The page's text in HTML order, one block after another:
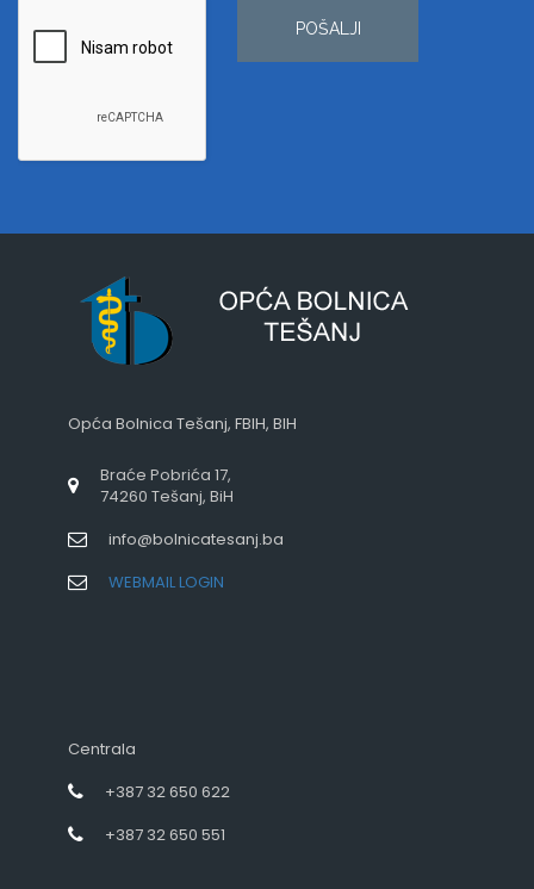
POŠALJI
Opća Bolnica Tešanj, FBIH, BIH
Braće Pobrića 17,
74260 Tešanj, BiH
info@bolnicatesanj.ba
WEBMAIL LOGIN
Centrala
+387 32 650 622
+387 32 650 551